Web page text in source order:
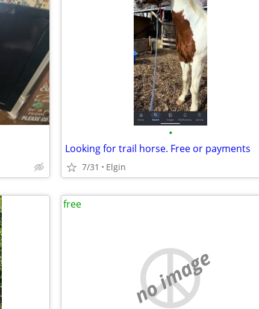
•
Looking for trail horse. Free or payments
7/31 Elgin
no image
free